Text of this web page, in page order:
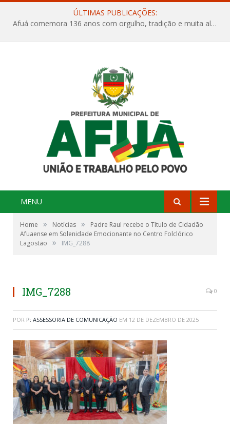
ÚLTIMAS PUBLICAÇÕES:
Afuá comemora 136 anos com orgulho, tradição e muita alegria na Quadra Dr. Nelson Salomão
MENU
Home » Notícias »
Padre Raul recebe o Título de Cidadão
Afuaense em Solenidade Emocionante no Centro Folclórico
Lagostão
» IMG_7288
IMG_7288 0
POR P: ASSESSORIA DE COMUNICAÇÃO EM 12 DE DEZEMBRO DE 2025